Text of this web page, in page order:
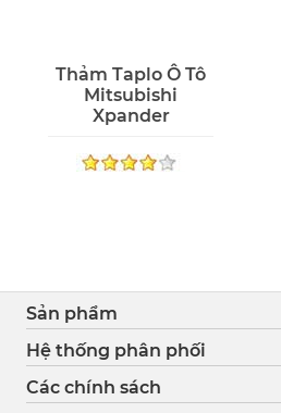
Thảm Taplo Ô Tô
Mitsubishi
Xpander
Sản phẩm
Hệ thống phân phối
Các chính sách